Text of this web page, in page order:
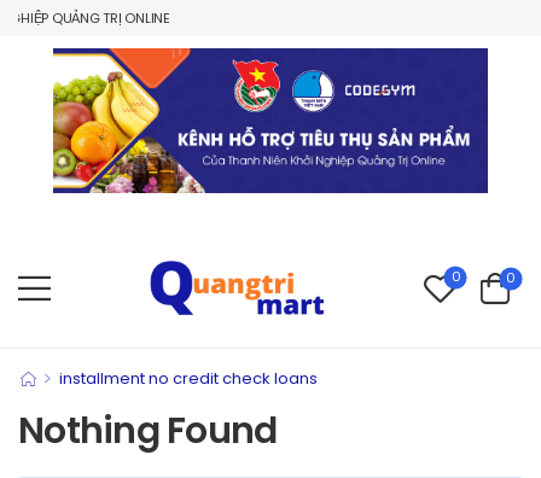
QUẢNG TRỊ ONLINE
0 0
> installment no credit check loans
Nothing Found